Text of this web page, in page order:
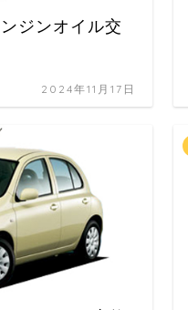
ジンオイル交
2024年11月17日